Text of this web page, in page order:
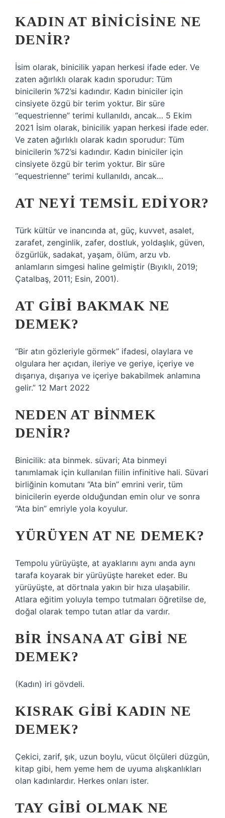
KADIN AT BINICISINE NE
DENIR?
İsim olarak, binicilik yapan herkesi ifade eder. Ve
zaten ağırlıklı olarak kadın sporudur: Tüm
binicilerin %72’si kadındır. Kadın biniciler için
cinsiyete özgü bir terim yoktur. Bir süre
“equestrienne” terimi kullanıldı, ancak… 5 Ekim
2021 İsim olarak, binicilik yapan herkesi ifade eder.
Ve zaten ağırlıklı olarak kadın sporudur: Tüm
binicilerin %72’si kadındır. Kadın biniciler için
cinsiyete özgü bir terim yoktur. Bir süre
“equestrienne” terimi kullanıldı, ancak…
AT NEYI TEMSIL EDIYOR?
Türk kültür ve inancında at, güç, kuvvet, asalet,
zarafet, zenginlik, zafer, dostluk, yoldaşlık, güven,
özgürlük, sadakat, yaşam, ölüm, arzu vb.
anlamların simgesi haline gelmiştir (Bıyıklı, 2019;
Çatalbaş, 2011; Esin, 2001).
AT GIBI BAKMAK NE
DEMEK?
“Bir atın gözleriyle görmek” ifadesi, olaylara ve
olgulara her açıdan, ileriye ve geriye, içeriye ve
dışarıya, dışarıya ve içeriye bakabilmek anlamına
gelir.” 12 Mart 2022
NEDEN AT BINMEK
DENIR?
Binicilik: ata binmek. süvari; Ata binmeyi
tanımlamak için kullanılan fiilin infinitive hali. Süvari
birliğinin komutanı “Ata bin” emrini verir, tüm
binicilerin eyerde olduğundan emin olur ve sonra
“Ata bin” emriyle yola koyulur.
YÜRÜYEN AT NE DEMEK?
Tempolu yürüyüşte, at ayaklarını aynı anda aynı
tarafa koyarak bir yürüyüşte hareket eder. Bu
yürüyüşte, at dörtnala yakın bir hıza ulaşabilir.
Atlara eğitim yoluyla tempo tutmaları öğretilse de,
doğal olarak tempo tutan atlar da vardır.
BIR INSANA AT GIBI NE
DEMEK?
(Kadın) iri gövdeli.
KISRAK GIBI KADIN NE
DEMEK?
Çekici, zarif, şık, uzun boylu, vücut ölçüleri düzgün,
kitap gibi, hem yeme hem de uyuma alışkanlıkları
olan kadınlardır. Herkes onları ister.
TAY GIBI OLMAK NE